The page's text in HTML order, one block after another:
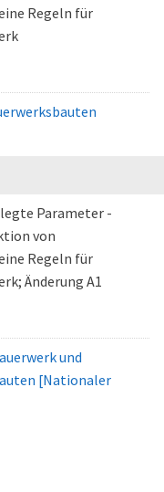
Regeln für
Parameter -
von
Regeln für
Änderung A1
und
[Nationaler